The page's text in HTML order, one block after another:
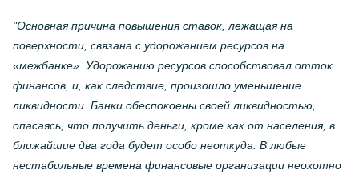
"Основная причина повышения ставок, лежащая на
поверхности, связана с удорожанием ресурсов на
«межбанке». Удорожанию ресурсов способствовал отток
финансов, и, как следствие, произошло уменьшение
ликвидности. Банки обеспокоены своей ликвидностью,
опасаясь, что получить деньги, кроме как от населения, в
ближайшие два года будет особо неоткуда. В любые
нестабильные времена финансовые организации неохотно